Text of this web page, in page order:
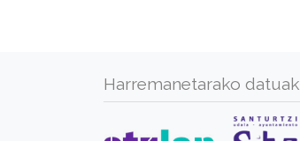
Harremanetarako datuak